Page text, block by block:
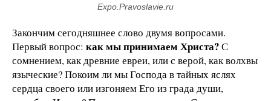
Expo.Pravoslavie.ru
Закончим сегодняшнее слово двумя вопросами.
Первый вопрос: как мы принимаем Христа?С
сомнением, как древние евреи, или с верой, как волхвы
языческие? Покоим ли мы Господа в тайных яслях
сердца своего или изгоняем Его из града души,